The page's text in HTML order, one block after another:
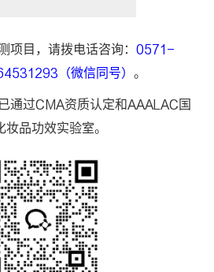
项目，请拨电话咨询：0571-
（微信同号）。
通过CMA资质认定和AAALAC国
品功效实验室。